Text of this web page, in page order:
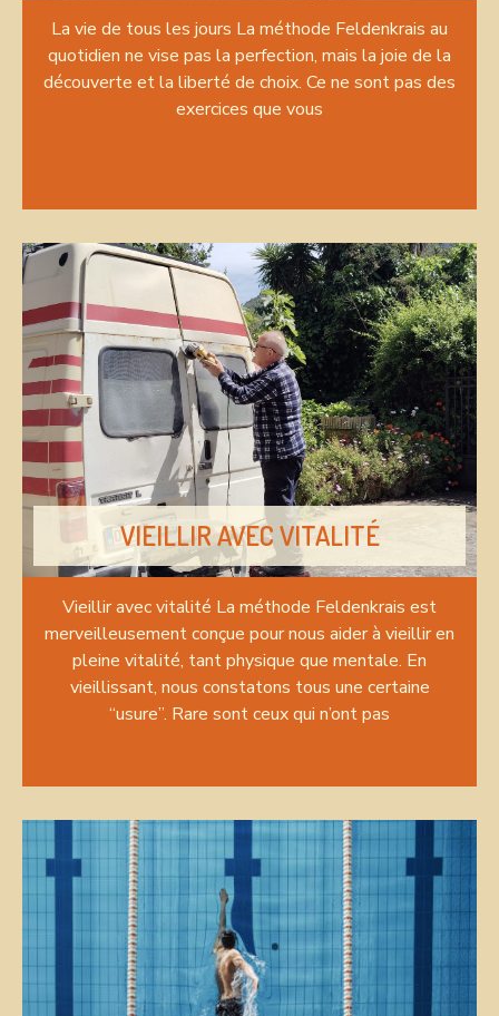
La vie de tous les jours La méthode Feldenkrais au
quotidien ne vise pas la perfection, mais la joie de la
découverte et la liberté de choix. Ce ne sont pas des
exercices que vous
VIEILLIR AVEC VITALITÉ
Vieillir avec vitalité La méthode Feldenkrais est
merveilleusement conçue pour nous aider à vieillir en
pleine vitalité, tant physique que mentale. En
vieillissant, nous constatons tous une certaine
“usure”. Rare sont ceux qui n’ont pas